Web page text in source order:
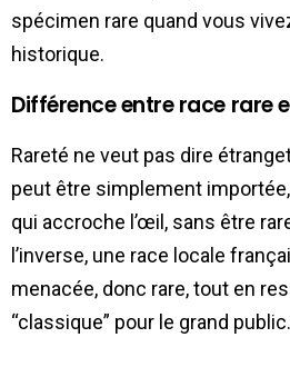
spécimen rare quand vous
historique.
Différence entre race rare
Rareté ne veut pas dire
peut être simplement
qui accroche l’œil, sans être
l’inverse, une race locale
menacée, donc rare, tout en
“classique” pour le grand public.